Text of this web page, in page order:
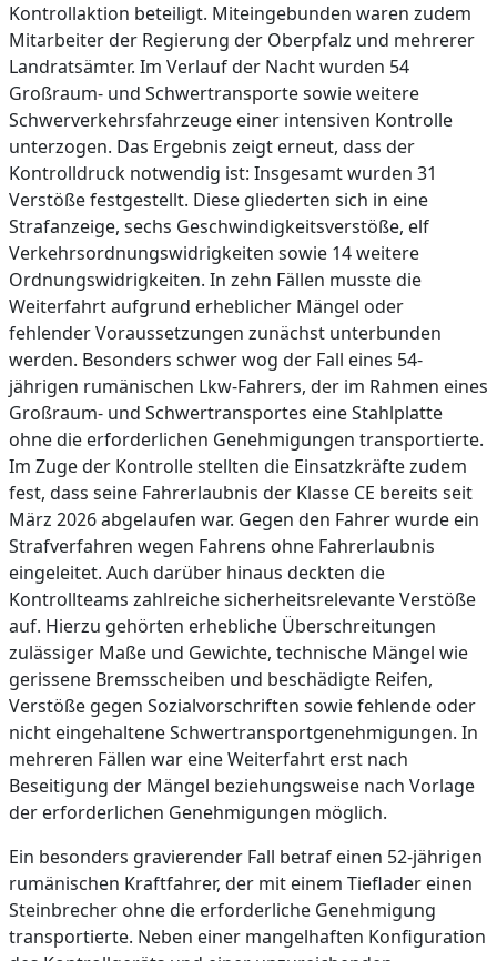
Kontrollaktion beteiligt. Miteingebunden waren zudem
Mitarbeiter der Regierung der Oberpfalz und mehrerer
Landratsämter. Im Verlauf der Nacht wurden 54
Großraum- und Schwertransporte sowie weitere
Schwerverkehrsfahrzeuge einer intensiven Kontrolle
unterzogen. Das Ergebnis zeigt erneut, dass der
Kontrolldruck notwendig ist: Insgesamt wurden 31
Verstöße festgestellt. Diese gliederten sich in eine
Strafanzeige, sechs Geschwindigkeitsverstöße, elf
Verkehrsordnungswidrigkeiten sowie 14 weitere
Ordnungswidrigkeiten. In zehn Fällen musste die
Weiterfahrt aufgrund erheblicher Mängel oder
fehlender Voraussetzungen zunächst unterbunden
werden. Besonders schwer wog der Fall eines 54-
jährigen rumänischen Lkw-Fahrers, der im Rahmen eines
Großraum- und Schwertransportes eine Stahlplatte
ohne die erforderlichen Genehmigungen transportierte.
Im Zuge der Kontrolle stellten die Einsatzkräfte zudem
fest, dass seine Fahrerlaubnis der Klasse CE bereits seit
März 2026 abgelaufen war. Gegen den Fahrer wurde ein
Strafverfahren wegen Fahrens ohne Fahrerlaubnis
eingeleitet. Auch darüber hinaus deckten die
Kontrollteams zahlreiche sicherheitsrelevante Verstöße
auf. Hierzu gehörten erhebliche Überschreitungen
zulässiger Maße und Gewichte, technische Mängel wie
gerissene Bremsscheiben und beschädigte Reifen,
Verstöße gegen Sozialvorschriften sowie fehlende oder
nicht eingehaltene Schwertransportgenehmigungen. In
mehreren Fällen war eine Weiterfahrt erst nach
Beseitigung der Mängel beziehungsweise nach Vorlage
der erforderlichen Genehmigungen möglich.
Ein besonders gravierender Fall betraf einen 52-jährigen
rumänischen Kraftfahrer, der mit einem Tieflader einen
Steinbrecher ohne die erforderliche Genehmigung
transportierte. Neben einer mangelhaften Konfiguration